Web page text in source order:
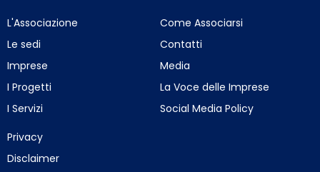
L'Associazione
Le sedi
Imprese
I Progetti
I Servizi
Come Associarsi
Contatti
Media
La Voce delle Imprese
Social Media Policy
Privacy
Disclaimer